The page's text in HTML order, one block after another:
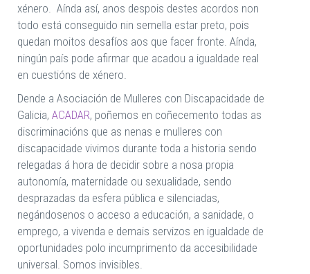
xénero. Aínda así, anos despois destes acordos non
todo está conseguido nin semella estar preto, pois
quedan moitos desafíos aos que facer fronte. Aínda,
ningún país pode afirmar que acadou a igualdade real
en cuestións de xénero.
Dende a Asociación de Mulleres con Discapacidade de
Galicia, ACADAR, poñemos en coñecemento todas as
discriminacións que as nenas e mulleres con
discapacidade vivimos durante toda a historia sendo
relegadas á hora de decidir sobre a nosa propia
autonomía, maternidade ou sexualidade, sendo
desprazadas da esfera pública e silenciadas,
negándosenos o acceso a educación, a sanidade, o
emprego, a vivenda e demais servizos en igualdade de
oportunidades polo incumprimento da accesibilidade
universal. Somos invisibles.